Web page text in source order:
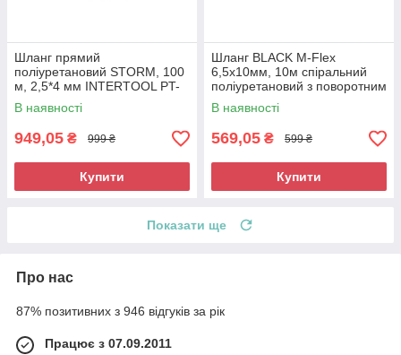
Шланг прямий
поліуретановий STORM, 100
м, 2,5*4 мм INTERTOOL PT-
1752
В наявності
949,05 ₴ 999 ₴
Купити
Шланг BLACK M-Flex
6,5х10мм, 10м спіральний
поліуретановий з поворотним
шарніром, латунними
швидкороз'ємними
В наявності
569,05 ₴ 599 ₴
Купити
Показати ще
Про нас
87% позитивних з 946 відгуків за рік
Працює з 07.09.2011